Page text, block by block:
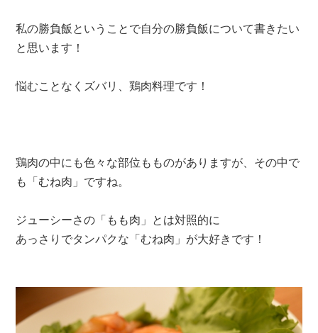
私の勝負飯ということで自分の勝負飯について書きたい
と思います！
悩むことなくズバリ、鶏肉料理です！
鶏肉の中にも色々な部位もものがありますが、その中で
も「むね肉」ですね。
ジューシーさの「もも肉」とは対照的に
あっさりでタンパクな「むね肉」が大好きです！